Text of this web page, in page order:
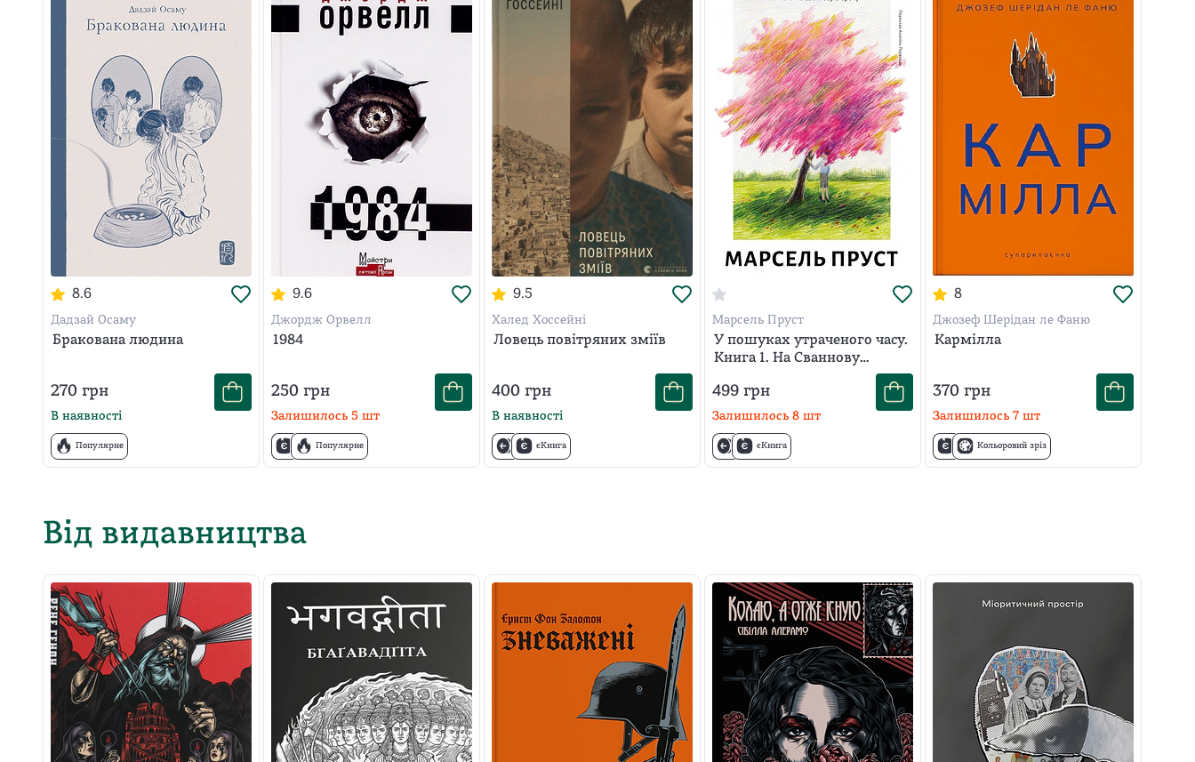
8.6
Дадзай Осаму
Бракована людина
270 грн
В наявності
Популярне
9.6
Джордж Орвелл
1984
250 грн
Залишилось 5 шт
Популярне
9.5
Халед Хоссейні
Ловець повітряних зміїв
400 грн
В наявності
єКнига
Марсель Пруст
У пошуках утраченого часу.
Книга 1. На Сваннову
499 грн
Залишилось 8 шт
єКнига
8
Джозеф Шерідан ле Фаню
Кармілла
370 грн
Залишилось 7 шт
Кольоровий зріз
Від видавництва